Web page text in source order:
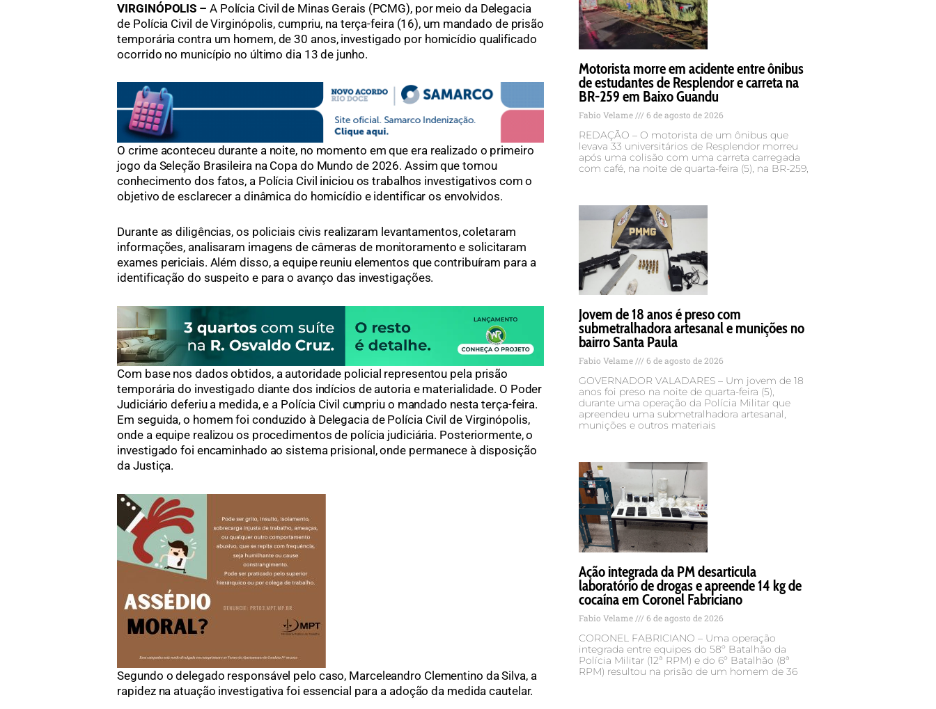
VIRGINÓPOLIS – A Polícia Civil de Minas Gerais (PCMG), por meio da Delegacia
de Polícia Civil de Virginópolis, cumpriu, na terça-feira (16), um mandado de prisão
temporária contra um homem, de 30 anos, investigado por homicídio qualificado
ocorrido no município no último dia 13 de junho.
O crime aconteceu durante a noite, no momento em que era realizado o primeiro
jogo da Seleção Brasileira na Copa do Mundo de 2026. Assim que tomou
conhecimento dos fatos, a Polícia Civil iniciou os trabalhos investigativos com o
objetivo de esclarecer a dinâmica do homicídio e identificar os envolvidos.
Durante as diligências, os policiais civis realizaram levantamentos, coletaram
informações, analisaram imagens de câmeras de monitoramento e solicitaram
exames periciais. Além disso, a equipe reuniu elementos que contribuíram para a
identificação do suspeito e para o avanço das investigações.
Com base nos dados obtidos, a autoridade policial representou pela prisão
temporária do investigado diante dos indícios de autoria e materialidade. O Poder
Judiciário deferiu a medida, e a Polícia Civil cumpriu o mandado nesta terça-feira.
Em seguida, o homem foi conduzido à Delegacia de Polícia Civil de Virginópolis,
onde a equipe realizou os procedimentos de polícia judiciária. Posteriormente, o
investigado foi encaminhado ao sistema prisional, onde permanece à disposição
da Justiça.
Segundo o delegado responsável pelo caso, Marceleandro Clementino da Silva, a
rapidez na atuação investigativa foi essencial para a adoção da medida cautelar.
Motorista morre em acidente entre ônibus
de estudantes de Resplendor e carreta na
BR-259 em Baixo Guandu
Fabio Velame 6 de agosto de 2026
REDAÇÃO – O motorista de um ônibus que
levava 33 universitários de Resplendor morreu
após uma colisão com uma carreta carregada
com café, na noite de quarta-feira (5), na BR-259,
Jovem de 18 anos é preso com
submetralhadora artesanal e munições no
bairro Santa Paula
Fabio Velame 6 de agosto de 2026
GOVERNADOR VALADARES – Um jovem de 18
anos foi preso na noite de quarta-feira (5),
durante uma operação da Polícia Militar que
apreendeu uma submetralhadora artesanal,
munições e outros materiais
Ação integrada da PM desarticula
laboratório de drogas e apreende 14 kg de
cocaína em Coronel Fabriciano
Fabio Velame 6 de agosto de 2026
CORONEL FABRICIANO – Uma operação
integrada entre equipes do 58º Batalhão da
Polícia Militar (12ª RPM) e do 6º Batalhão (8ª
RPM) resultou na prisão de um homem de 36